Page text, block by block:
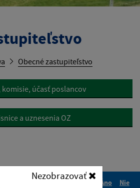
Nezobrazovať
Obecné zastupiteľstvo
komisie, účasť poslancov
a uznesenia OZ
Áno
Nie